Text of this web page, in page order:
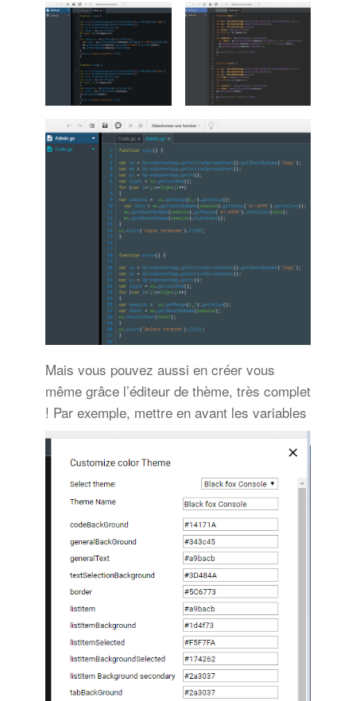
Mais vous pouvez aussi en créer vous
même grâce l’éditeur de thème, très complet
! Par exemple, mettre en avant les variables